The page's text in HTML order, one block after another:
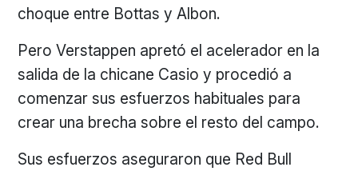
choque entre Bottas y Albon.
Pero Verstappen apretó el acelerador en la
salida de la chicane Casio y procedió a
comenzar sus esfuerzos habituales para
crear una brecha sobre el resto del campo.
Sus esfuerzos aseguraron que Red Bull